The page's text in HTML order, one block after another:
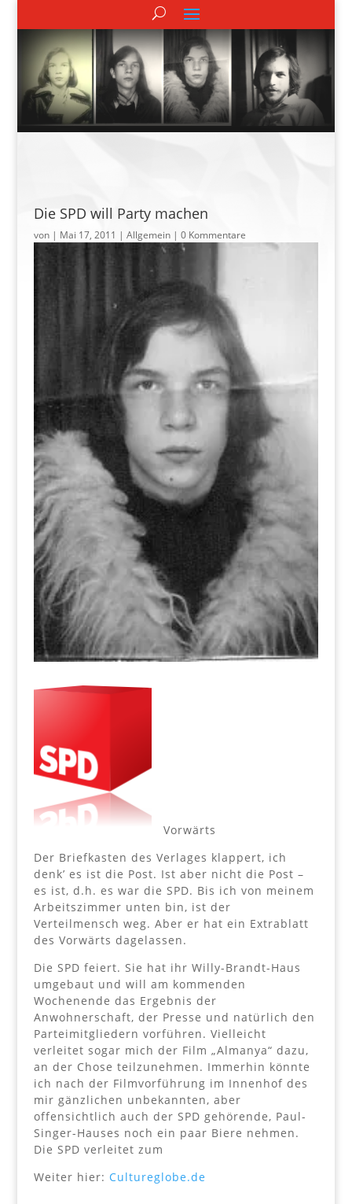
Die SPD will Party machen
von | Mai 17, 2011 | Allgemein | 0 Kommentare
Vorwärts
Der Briefkasten des Verlages klappert, ich
denk’ es ist die Post. Ist aber nicht die Post –
es ist, d.h. es war die SPD. Bis ich von meinem
Arbeitszimmer unten bin, ist der
Verteilmensch weg. Aber er hat ein Extrablatt
des Vorwärts dagelassen.
Die SPD feiert. Sie hat ihr Willy-Brandt-Haus
umgebaut und will am kommenden
Wochenende das Ergebnis der
Anwohnerschaft, der Presse und natürlich den
Parteimitgliedern vorführen. Vielleicht
verleitet sogar mich der Film „Almanya“ dazu,
an der Chose teilzunehmen. Immerhin könnte
ich nach der Filmvorführung im Innenhof des
mir gänzlichen unbekannten, aber
offensichtlich auch der SPD gehörende, Paul-
Singer-Hauses noch ein paar Biere nehmen.
Die SPD verleitet zum
Weiter hier: Cultureglobe.de